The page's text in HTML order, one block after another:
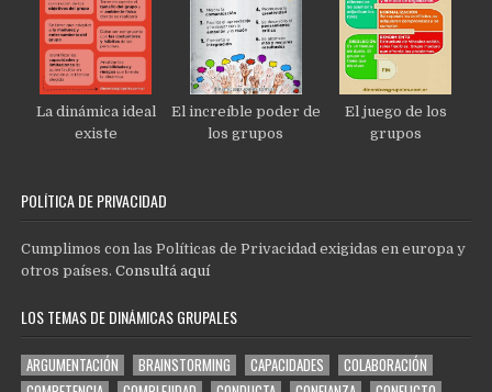
La dinámica ideal
existe
El increíble poder de
los grupos
El juego de los
grupos
POLÍTICA DE PRIVACIDAD
Cumplimos con las Políticas de Privacidad exigidas en europa y
otros países.Consultá aquí
LOS TEMAS DE DINÁMICAS GRUPALES
ARGUMENTACIÓN BRAINSTORMING CAPACIDADES
COLABORACIÓN